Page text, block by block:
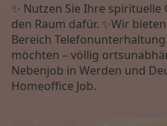
✨ Nutzen Sie Ihre
den Raum dafür. ✨Wir
Bereich
möchten – völlig
Nebenjob in Werden und
Homeoffice Job.